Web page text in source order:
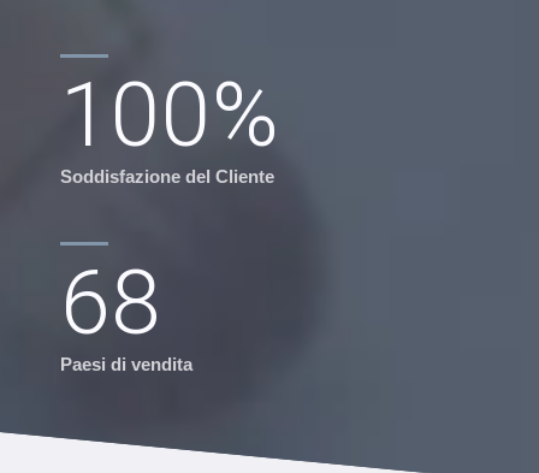
100%
Soddisfazione del Cliente
68
Paesi di vendita